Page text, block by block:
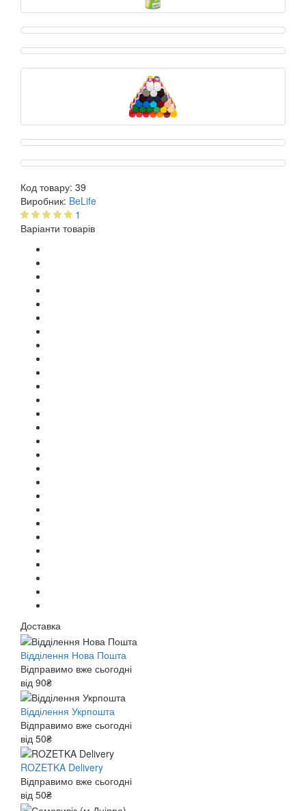
Код товару: 39
Виробник: BeLife
1
Варіанти товарів
Доставка
Відділення Нова Пошта
Відправимо вже сьогодні
від 90₴
Відділення Укрпошта
Відправимо вже сьогодні
від 50₴
ROZETKA Delivery
Відправимо вже сьогодні
від 50₴